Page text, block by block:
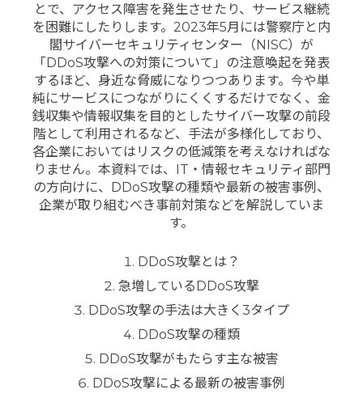
とで、アクセス障害を発生させたり、サービス継続
を困難にしたりします。2023年5月には警察庁と内
閣サイバーセキュリティセンター（NISC）が
「DDoS攻撃への対策について」の注意喚起を発表
するほど、身近な脅威になりつつあります。今や単
純にサービスにつながりにくくするだけでなく、金
銭収集や情報収集を目的としたサイバー攻撃の前段
階として利用されるなど、手法が多様化しており、
各企業においてはリスクの低減策を考えなければな
りません。本資料では、IT・情報セキュリティ部門
の方向けに、DDoS攻撃の種類や最新の被害事例、
企業が取り組むべき事前対策などを解説していま
す。
DDoS攻撃とは？
急増しているDDoS攻撃
DDoS攻撃の手法は大きく3タイプ
DDoS攻撃の種類
DDoS攻撃がもたらす主な被害
DDoS攻撃による最新の被害事例